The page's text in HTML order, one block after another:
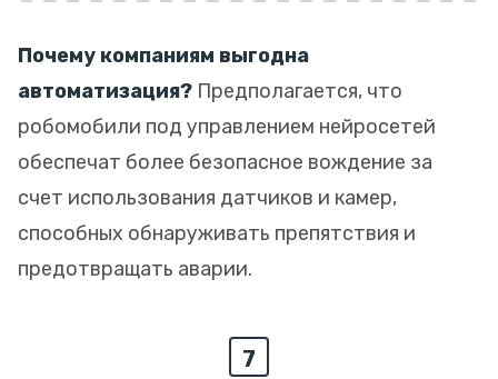
Почему компаниям выгодна
автоматизация? Предполагается, что
робомобили под управлением нейросетей
обеспечат более безопасное вождение за
счет использования датчиков и камер,
способных обнаруживать препятствия и
предотвращать аварии.
7